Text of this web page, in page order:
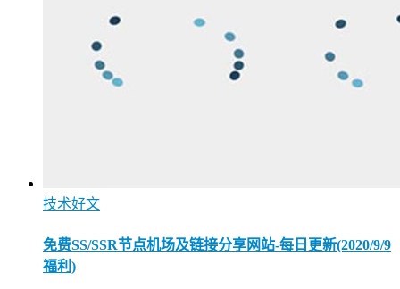
技术好文
免费SS/SSR节点机场及链接分享网站-每日更新(2020/9/9
福利)